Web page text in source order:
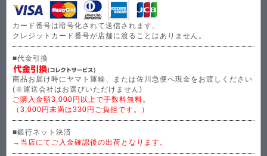
カード番号は暗号化されて送信されます。
クレジットカード番号が店舗に渡ることはありません。
■代金引換
商品お届け時にヤマト運輸、または佐川急便へ現金をお渡しください
(※運送会社はお選びいただけません)
ご購入金額3,000円以上で手数料無料。
（3,000円未満は330円ご負担です。）
■銀行ネット決済
→当店にてご入金確認後の出荷となります。